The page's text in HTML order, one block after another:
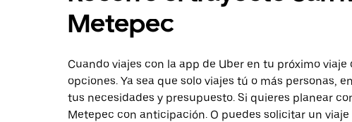
Metepec
Cuando viajes con la app de Uber en tu próximo
opciones. Ya sea que solo viajes tú o más personas,
tus necesidades y presupuesto. Si quieres planear
Metepec con anticipación. O puedes solicitar un